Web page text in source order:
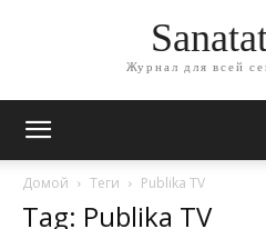
Журнал для всей
Домой Теги Publika TV
Tag: Publika TV